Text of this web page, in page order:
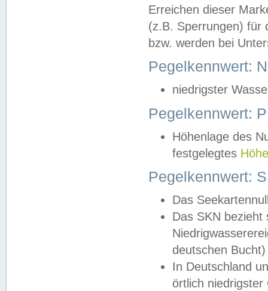
Erreichen dieser
(z.B. Sperrungen) für
bzw. werden bei
Pegelkennwert:
niedrigster
Pegelkennwert:
Höhenlage des
festgelegtes
Pegelkennwert:
Das
Das SKN
deutschen
In Deutschland
örtlich